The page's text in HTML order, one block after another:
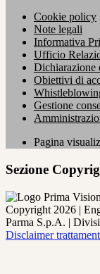
Cookie policy
Note legali
Informativa
Ufficio
Dichiarazione
Obiettivi di
Gestione
Pagina
Sezione
Copyright 2026 |
Parma S.p.A. |
Disclaimer